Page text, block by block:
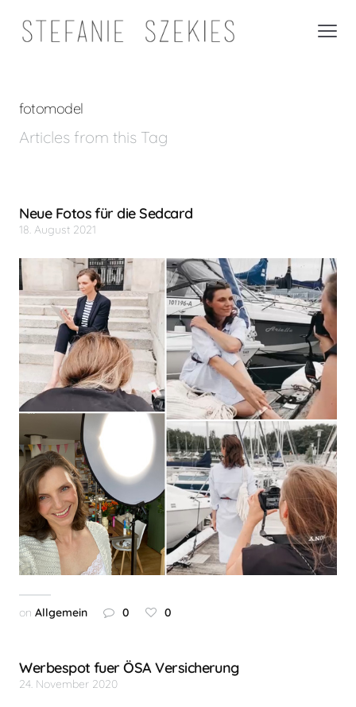
fotomodel
Articles from this Tag
Neue Fotos für die Sedcard
18. August 2021
onAllgemein 0 0
Werbespot fuer ÖSA Versicherung
24. November 2020